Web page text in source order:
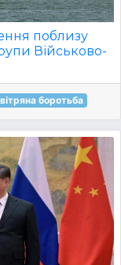
поблизу
Військово-
боротьба